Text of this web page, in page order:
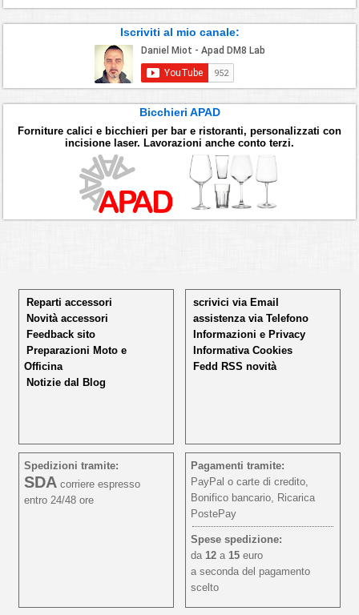
Iscriviti al mio canale:
Bicchieri APAD
Forniture calici e bicchieri per bar e ristoranti, personalizzati con
incisione laser. Lavorazioni anche conto terzi.
Reparti accessori
Novità accessori
Feedback sito
Preparazioni Moto e
Officina
Notizie dal Blog
scrivici via Email
assistenza via Telefono
Informazioni e Privacy
Informativa Cookies
Fedd RSS novità
Spedizioni tramite:
SDA corriere espresso
entro 24/48 ore
Pagamenti tramite:
PayPal o carte di credito,
Bonifico bancario, Ricarica
PostePay
Spese spedizione:
da 12 a 15 euro
a seconda del pagamento
scelto